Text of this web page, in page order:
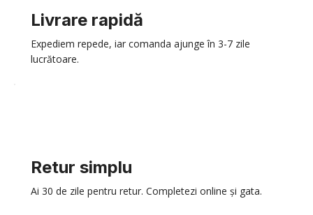
Livrare rapidă
Expediem repede, iar comanda ajunge în 3-7 zile
lucrătoare.
Retur simplu
Ai 30 de zile pentru retur. Completezi online și gata.